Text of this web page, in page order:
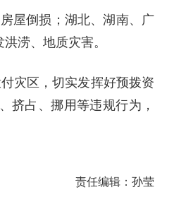
屋倒损；湖北、湖南、广
涝、地质灾害。
灾区，切实发挥好预拨资
挤占、挪用等违规行为，
责任编辑：孙莹